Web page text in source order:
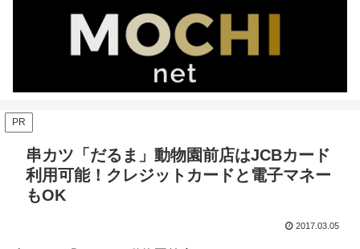
PR
串カツ「だるま」動物園前店はJCBカード
利用可能！クレジットカードと電子マネー
もOK
2017.03.05